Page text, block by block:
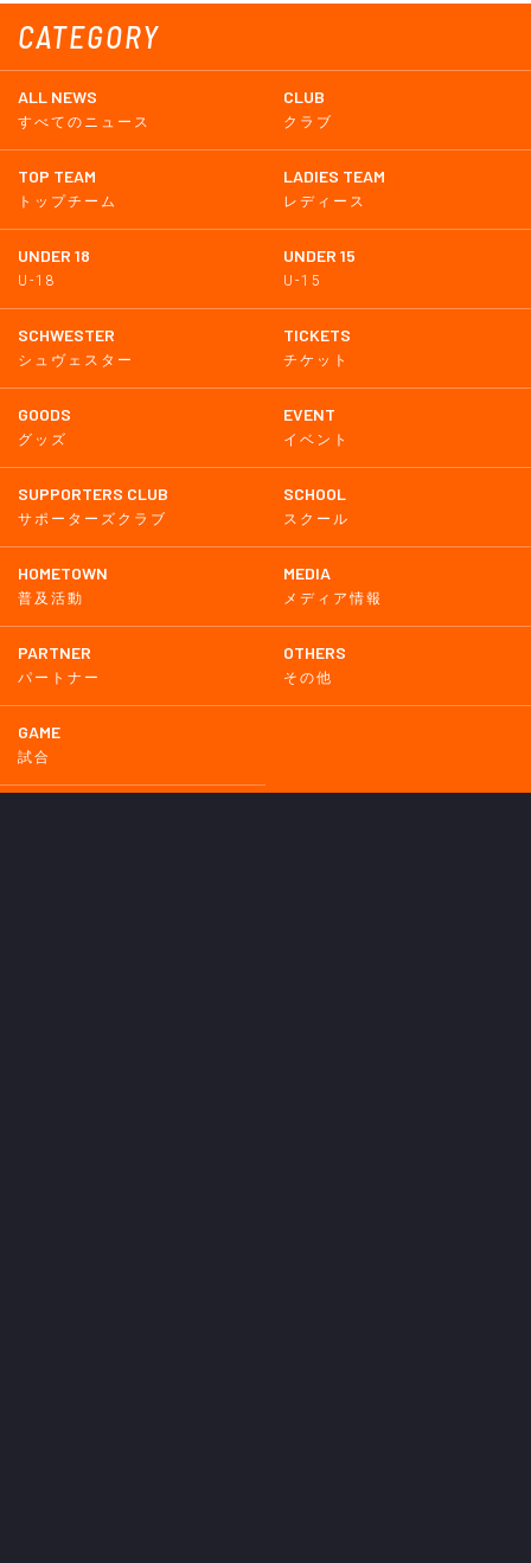
CATEGORY
ALL NEWS
すべてのニュース
CLUB
クラブ
TOP TEAM
トップチーム
LADIES TEAM
レディース
UNDER 18
U-18
UNDER 15
U-15
SCHWESTER
シュヴェスター
TICKETS
チケット
GOODS
グッズ
EVENT
イベント
SUPPORTERS CLUB
サポーターズクラブ
SCHOOL
スクール
HOMETOWN
普及活動
MEDIA
メディア情報
PARTNER
パートナー
OTHERS
その他
GAME
試合